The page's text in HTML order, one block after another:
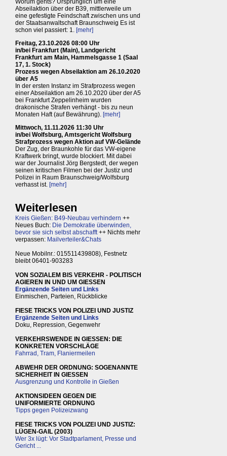
Worum gehts? Ursprünglich um eine
Abseilaktion über der B39, mittlerweile um
eine gefestigte Feindschaft zwischen uns und
der Staatsanwaltschaft Braunschweig Es ist
schon viel passiert: 1. [mehr]
Freitag, 23.10.2026 08:00 Uhr
in/bei Frankfurt (Main), Landgericht
Frankfurt am Main, Hammelsgasse 1 (Saal
17, 1. Stock)
Prozess wegen Abseilaktion am 26.10.2020
über A5
In der ersten Instanz im Strafprozess wegen
einer Abseilaktion am 26.10.2020 über der A5
bei Frankfurt Zeppelinheim wurden
drakonische Strafen verhängt - bis zu neun
Monaten Haft (auf Bewährung). [mehr]
Mittwoch, 11.11.2026 11:30 Uhr
in/bei Wolfsburg, Amtsgericht Wolfsburg
Strafprozess wegen Aktion auf VW-Gelände
Der Zug, der Braunkohle für das VW-eigene
Kraftwerk bringt, wurde blockiert. Mit dabei
war der Journalist Jörg Bergstedt, der wegen
seinen kritischen Filmen bei der Justiz und
Polizei in Raum Braunschweig/Wolfsburg
verhasst ist. [mehr]
Weiterlesen
Kreis Gießen: B49-Neubau verhindern ++
Neues Buch: Die Demokratie überwinden,
bevor sie sich selbst abschafft++ Nichts mehr
verpassen: Mailverteiler&Chats
Neue Mobilnr.: 015511439808), Festnetz
bleibt 06401-903283
VON SOZIALEM BIS VERKEHR - POLITISCH
AGIEREN IN UND UM GIESSEN
Ergänzende Seiten und Links
Einmischen, Parteien, Rückblicke
FIESE TRICKS VON POLIZEI UND JUSTIZ
Ergänzende Seiten und Links
Doku, Repression, Gegenwehr
VERKEHRSWENDE IN GIESSEN: DIE
KONKRETEN VORSCHLÄGE
Fahrrad, Tram, Flaniermeilen
ABWEHR DER ORDNUNG: SOGENANNTE
SICHERHEIT IN GIESSEN
Ausgrenzung und Kontrolle in Gießen
AKTIONSIDEEN GEGEN DIE
UNIFORMIERTE ORDNUNG
Tipps gegen Polizeizwang
FIESE TRICKS VON POLIZEI UND JUSTIZ:
LÜGEN-GAIL (2003)
Wer 3x lügt: Vor Stadtparlament, Presse und
Gericht ...